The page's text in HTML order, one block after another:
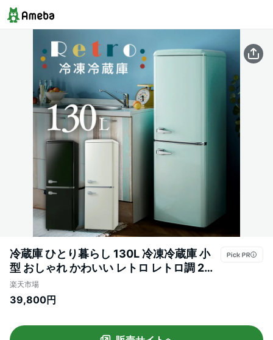
冷蔵庫 ひとり暮らし 130L 冷凍冷蔵庫 小
型 おしゃれ かわいい レトロ レトロ調 2ド
ア コンパクト 冷凍庫 キッチン家電 新生活
一人暮らし ブラック オフホワイト ライト
楽天市場
39,800円